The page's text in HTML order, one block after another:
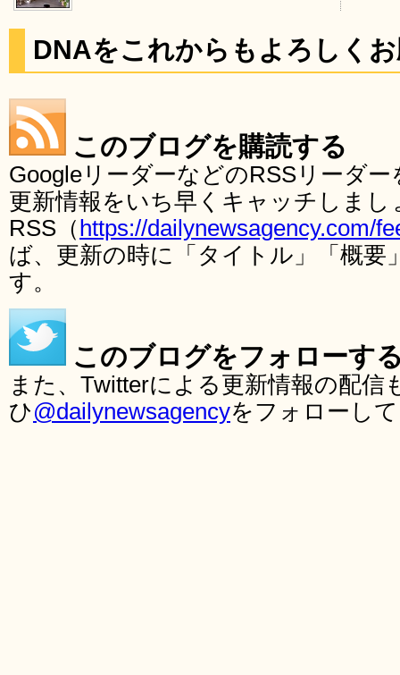
DNAをこれからもよろしく
このブログを購読する
GoogleリーダーなどのRSSリーダ
更新情報をいち早くキャッチしま
RSS（ https://dailynewsagency.com/
ば、更新の時に「タイトル」「概要
す。
このブログをフォローす
また、Twitterによる更新情報の配
ひ@dailynewsagencyをフォローし